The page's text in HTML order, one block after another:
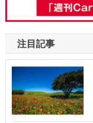
注目記事